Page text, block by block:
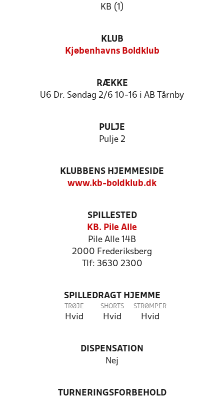
KB (1)
KLUB
Kjøbenhavns Boldklub
RÆKKE
U6 Dr. Søndag 2/6 10-16 i AB Tårnby
PULJE
Pulje 2
KLUBBENS HJEMMESIDE
www.kb-boldklub.dk
SPILLESTED
KB. Pile Alle
Pile Alle 14B
2000 Frederiksberg
Tlf: 3630 2300
SPILLEDRAGT HJEMME
TRØJE
Hvid
SHORTS
Hvid
STRØMPER
Hvid
DISPENSATION
Nej
TURNERINGSFORBEHOLD